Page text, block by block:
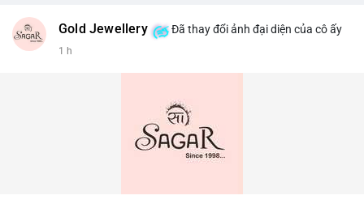
Gold Jewellery Đã thay đổi ảnh đại diện của cô ấy
1 h